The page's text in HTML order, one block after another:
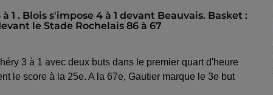
. Blois s'impose 4 à 1 devant Beauvais. Basket :
le Stade Rochelais 86 à 67
3 à 1 avec deux buts dans le premier quart d'heure
le score à la 25e. A la 67e, Gautier marque le 3e but